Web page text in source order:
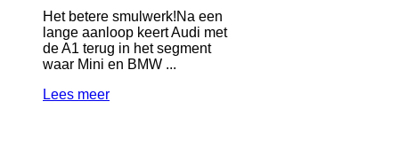
Het betere smulwerk!Na een
lange aanloop keert Audi met
de A1 terug in het segment
waar Mini en BMW ...
Lees meer